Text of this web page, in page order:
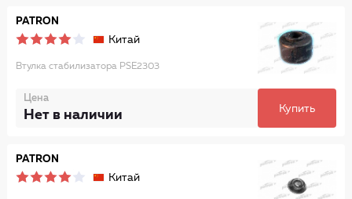
PATRON
Китай
Втулка стабилизатора PSE2303
Цена
Нет в наличии Купить
PATRON
Китай